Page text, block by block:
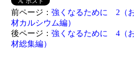
前ページ：強くなるために 2（
材カルシウム編）
後ページ：強くなるために 4（
材総集編）